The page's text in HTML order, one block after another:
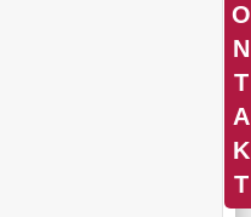
O
N
T
A
K
T